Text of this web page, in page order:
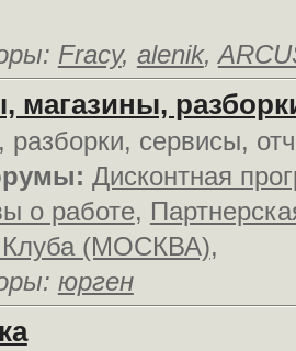
Fracy, alenik,
магазины,
разборки, сервисы,
Дисконтная
о работе,
Клуба (МОСКВА),
юрген